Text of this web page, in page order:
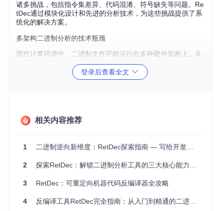
诸多挑战，包括指令集差异、代码混淆、符号缺失等问题。Re
tDec通过模块化设计和先进的分析技术，为这些挑战提供了系
统化的解决方案。
多架构二进制分析的技术瓶颈
现代计算环境中，二进制文件可能运行在多种硬件架构上，从
常见的x86/x86-64到嵌入式设备的ARM架构，再到服务器领域
的PowerPC。每种架构都有其独特的指令集和内存模型，这给
跨平台二进制分析带来了巨大困难。RetDec通过统一的中间
[!TIP] LLVM IR作为中间表示的优势在于其与具体硬件无关
的PE格式、Linux系统的ELF格式以及macOS的Mach-O格
ec的文件格式解析模块能够处理这些不同格式，提取关键信息
登录后查看全文
相关内容推荐
1 二进制逆向新维度：RetDec探索指南 — 写给开发者的机器代码解析实践
2 探索RetDec：解锁二进制分析工具的三大核心能力与实战技巧
3 RetDec：可重定向机器代码反编译器全攻略
4 反编译工具RetDec完全指南：从入门到精通的二进制分析利器